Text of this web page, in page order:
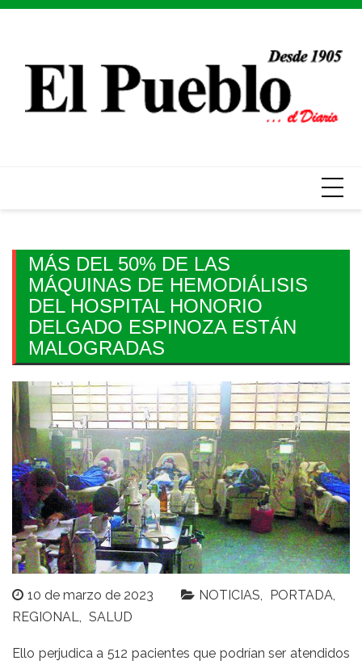
Skip
MÁS DEL 50% DE LAS
MÁQUINAS DE HEMODIÁLISIS
DEL HOSPITAL HONORIO
DELGADO ESPINOZA ESTÁN
MALOGRADAS
10 de marzo de 2023 NOTICIAS
PORTADA
REGIONAL
SALUD
Ello perjudica a 512 pacientes que podrían ser atendidos